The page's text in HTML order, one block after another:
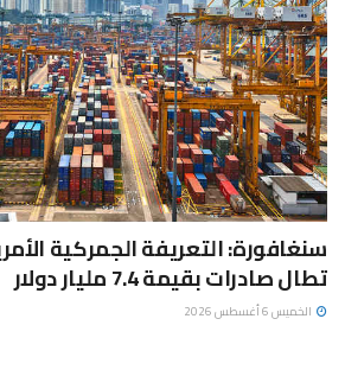
سنغافورة: التعريفة الجمركية
تطال صادرات بقيمة 7.4 مليار دولار
الخميس 6 أغسطس 2026